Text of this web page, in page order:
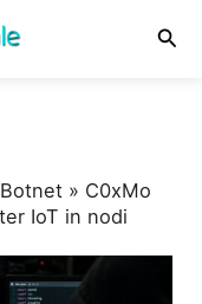
Botnet » C0xMo
IoT in nodi